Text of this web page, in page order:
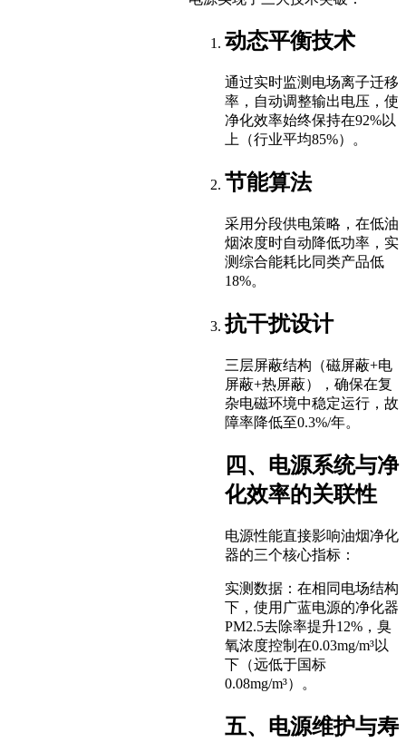
动态平衡技术
通过实时监测电场离子迁移
率，自动调整输出电压，使
净化效率始终保持在92%以
上（行业平均85%）。
节能算法
采用分段供电策略，在低油
烟浓度时自动降低功率，实
测综合能耗比同类产品低
18%。
抗干扰设计
三层屏蔽结构（磁屏蔽+电
屏蔽+热屏蔽），确保在复
杂电磁环境中稳定运行，故
障率降低至0.3%/年。
四、电源系统与净
化效率的关联性
电源性能直接影响油烟净化
器的三个核心指标：
实测数据：在相同电场结构
下，使用广蓝电源的净化器
PM2.5去除率提升12%，臭
氧浓度控制在0.03mg/m³以
下（远低于国标
0.08mg/m³）。
五、电源维护与寿